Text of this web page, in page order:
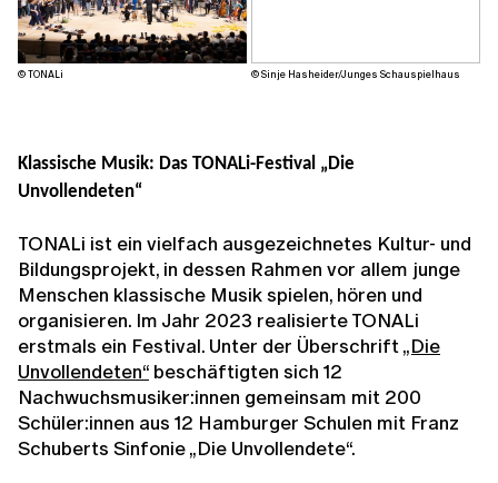
© TONALi © Sinje Hasheider/Junges Schauspielhaus
Klassische Musik: Das TONALi-Festival „Die
Unvollendeten“
TONALi ist ein vielfach ausgezeichnetes Kultur- und
Bildungsprojekt, in dessen Rahmen vor allem junge
Menschen klassische Musik spielen, hören und
organisieren. Im Jahr 2023 realisierte TONALi
erstmals ein Festival. Unter der Überschrift„Die
Unvollendeten“ beschäftigten sich 12
Nachwuchsmusiker:innen gemeinsam mit 200
Schüler:innen aus 12 Hamburger Schulen mit Franz
Schuberts Sinfonie „Die Unvollendete“.